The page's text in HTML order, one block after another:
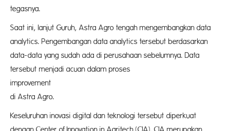
tegasnya.
Saat ini, lanjut Guruh, Astra Agro tengah mengembangkan data
analytics. Pengembangan data analytics tersebut berdasarkan
data-data yang sudah ada di perusahaan sebelumnya. Data
tersebut menjadi acuan dalam proses
di Astra Agro.
Keseluruhan inovasi digital dan teknologi tersebut diperkuat